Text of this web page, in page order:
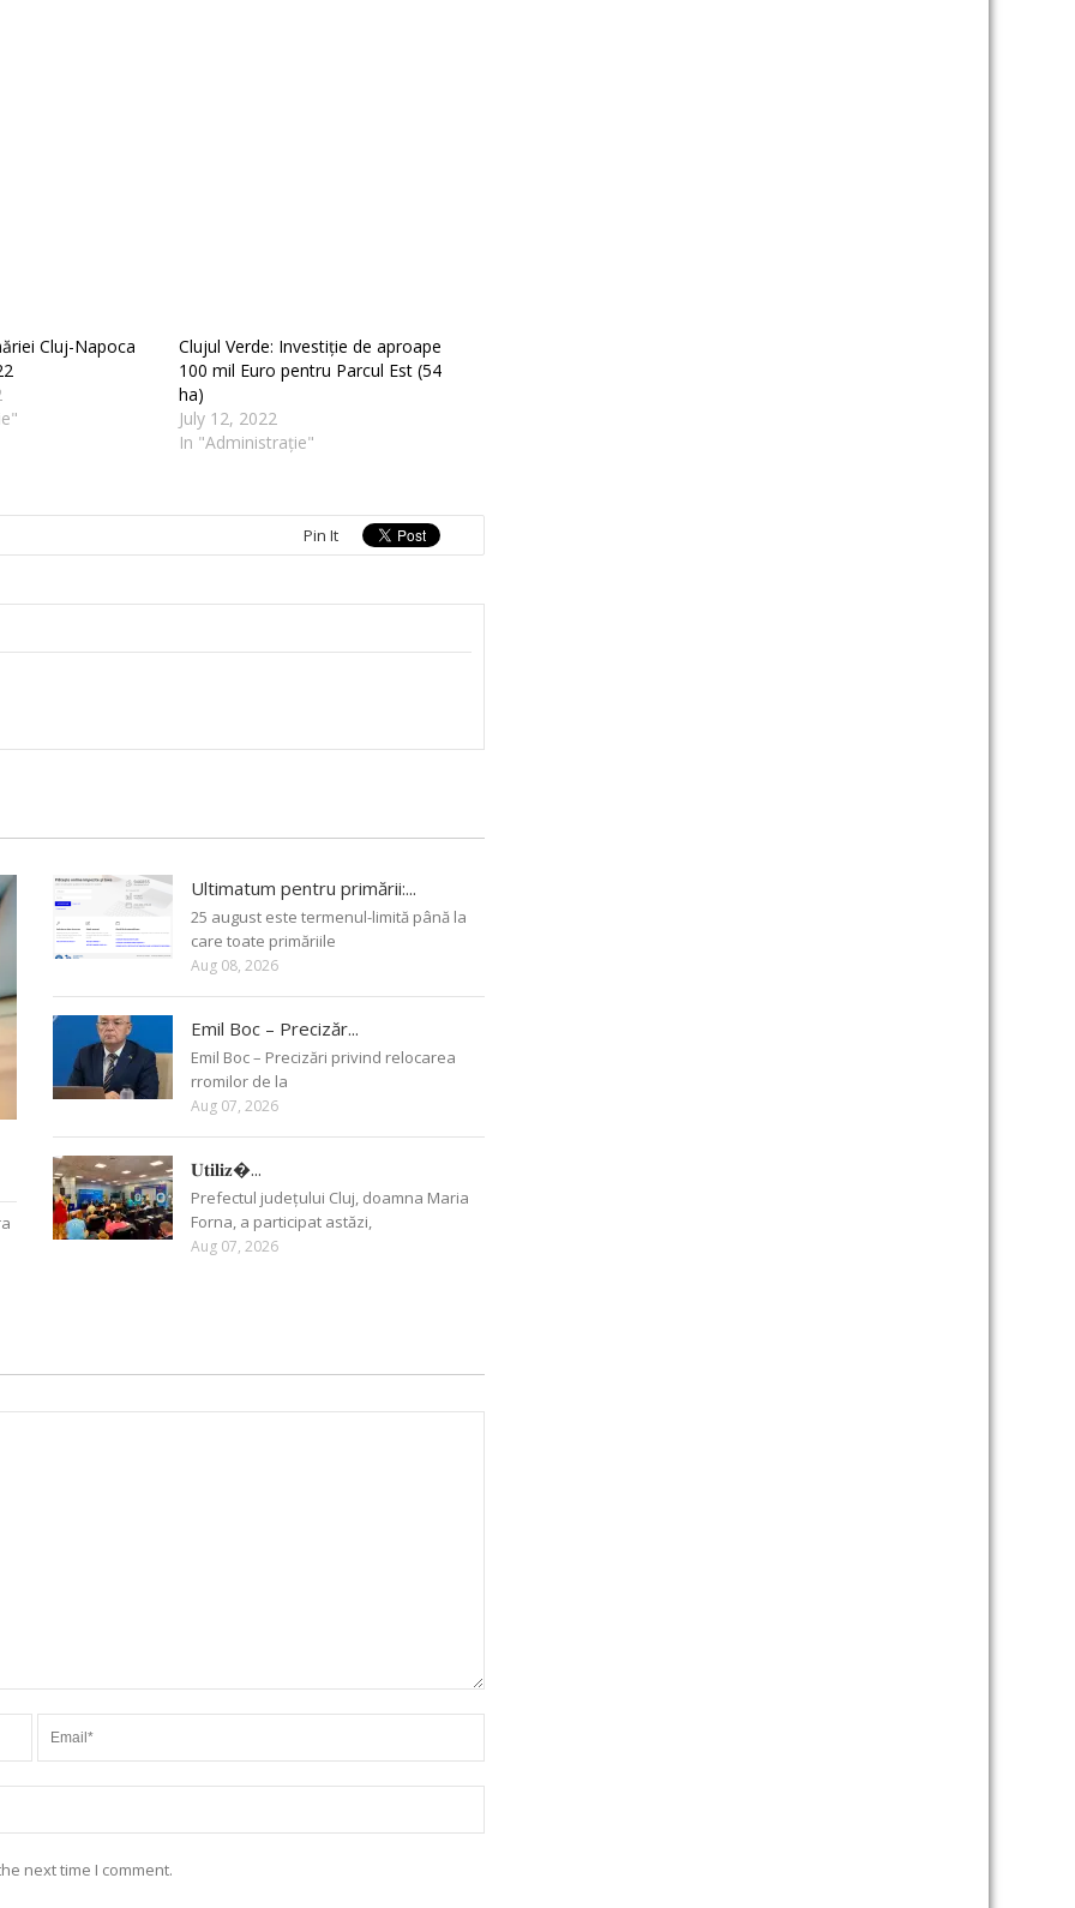
Cluj-Napoca
Clujul Verde: Investiție de aproape
100 mil Euro pentru Parcul Est (54
ha)
July 12, 2022
In "Administrație"
Pin It
Ultimatum pentru primării:...
25 august este termenul-limită până la
care toate primăriile
Aug 08, 2026
Emil Boc – Precizăr...
Emil Boc – Precizări privind relocarea
rromilor de la
Aug 07, 2026
𝐔𝐭𝐢𝐥𝐢𝐳�...
Prefectul județului Cluj, doamna Maria
Forna, a participat astăzi,
Aug 07, 2026
next time I comment.